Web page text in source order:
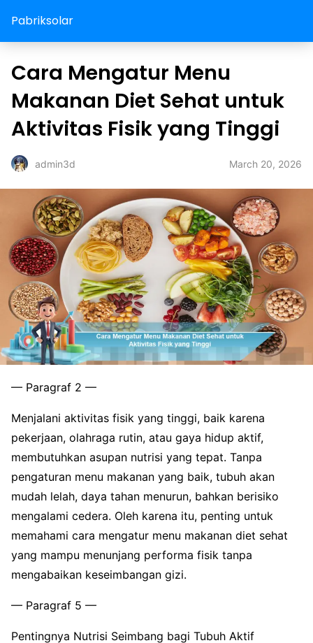
Pabriksolar
Cara Mengatur Menu
Makanan Diet Sehat untuk
Aktivitas Fisik yang Tinggi
admin3d March 20, 2026
— Paragraf 2 —
Menjalani aktivitas fisik yang tinggi, baik karena
pekerjaan, olahraga rutin, atau gaya hidup aktif,
membutuhkan asupan nutrisi yang tepat. Tanpa
pengaturan menu makanan yang baik, tubuh akan
mudah lelah, daya tahan menurun, bahkan berisiko
mengalami cedera. Oleh karena itu, penting untuk
memahami cara mengatur menu makanan diet sehat
yang mampu menunjang performa fisik tanpa
mengabaikan keseimbangan gizi.
— Paragraf 5 —
Pentingnya Nutrisi Seimbang bagi Tubuh Aktif